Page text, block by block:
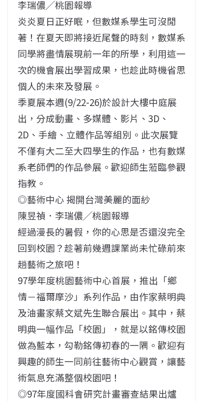
李瑞儂╱桃園報導
炎炎夏日正好眠，但數媒系學生可沒閒
著！在夏天即將接近尾聲的時刻，數媒系
同學將盡情展現前一年的所學，利用這一
次的機會展出學習成果，也趁此時機省思
個人的未來及發展。
季夏展本週(9/22-26)於設計大樓中庭展
出，分成動畫、多媒體、影片、3D、
2D、手繪、立體作品等組別。此次展覽
不僅有大二至大四學生的作品，也有數媒
系老師們的作品參展。歡迎師生蒞臨參觀
指教。
◎藝術中心 揭開台灣美麗的面紗
陳昱禎．李瑞儂╱桃園報導
經過漫長的暑假，你的心思是否還沒完全
回到校園？趁著前幾週課業尚未忙碌前來
趟藝術之旅吧！
97學年度桃園藝術中心首展，推出「鄉
情－福爾摩沙」系列作品，由作家蔡明典
及油畫家蔡文斌先生聯合展出。其中，蔡
明典一幅作品「校園」，就是以銘傳校園
做為藍本，勾勒銘傳初春的一隅。歡迎有
興趣的師生一同前往藝術中心觀賞，讓藝
術氣息充滿整個校園吧！
◎97年度國科會研究計畫審查結果出爐